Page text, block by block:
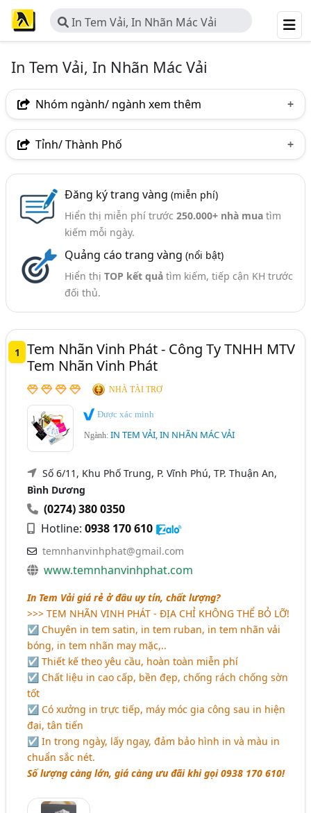
In Tem Vải, In Nhãn Mác Vải
In Tem Vải, In Nhãn Mác Vải
Nhóm ngành/ ngành xem thêm
Ngành nghề
Ngành xem thêm
In Tem Nhãn, Nhãn Mác, Label (904)
Mác In, Nhãn In (79)
Tỉnh/ Thành Phố
Bình Dương
Tp. Đà Nẵng
Bắc Ninh
TP. Cần Thơ
Long An
Vĩnh Long
Đăng ký trang vàng (miễn phí)
Hiển thị miễn phí trước 250.000+ nhà muatìm
kiếm mỗi ngày.
Quảng cáo trang vàng (nổi bật)
Hiển thị TOP kết quảtìm kiếm, tiếp cận KH trước
đối thủ.
1
Tem Nhãn Vinh Phát - Công Ty TNHH MTV
Tem Nhãn Vinh Phát
NHÀ TÀI TRỢ
Được xác minh
Ngành:IN TEM VẢI, IN NHÃN MÁC VẢI
Số 6/11, Khu Phố Trung, P. Vĩnh Phú, TP. Thuận An,
Bình Dương
(0274) 380 0350
Hotline:0938 170 610
temnhanvinhphat@gmail.com
www.temnhanvinhphat.com
In Tem Vải giá rẻ ở đâu uy tín, chất lượng?
>>>TEM NHÃN VINH PHÁT - ĐỊA CHỈ KHÔNG THỂ BỎ LỠ!
☑ Chuyên in tem satin, in tem ruban, in tem nhãn vải
bóng, in tem nhãn may mặc,..
☑ Thiết kế theo yêu cầu, hoàn toàn miễn phí
☑ Chất liệu in cao cấp, bền đẹp, chống rách chống sờn
tốt
☑ Có xưởng in trực tiếp, máy móc gia công sau in hiện
đại, tân tiến
☑ In trong ngày, lấy ngay, đảm bảo hình in và màu in
chuẩn sắc nét.
Số lượng càng lớn, giá càng ưu đãi khi gọi 0938 170 610!